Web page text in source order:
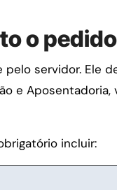
o
servidor. Ele
e
incluir: